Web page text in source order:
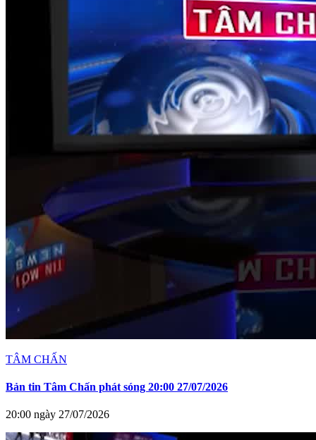
TÂM CHẤN
Bản tin Tâm Chấn phát sóng 20:00 27/07/2026
20:00 ngày 27/07/2026